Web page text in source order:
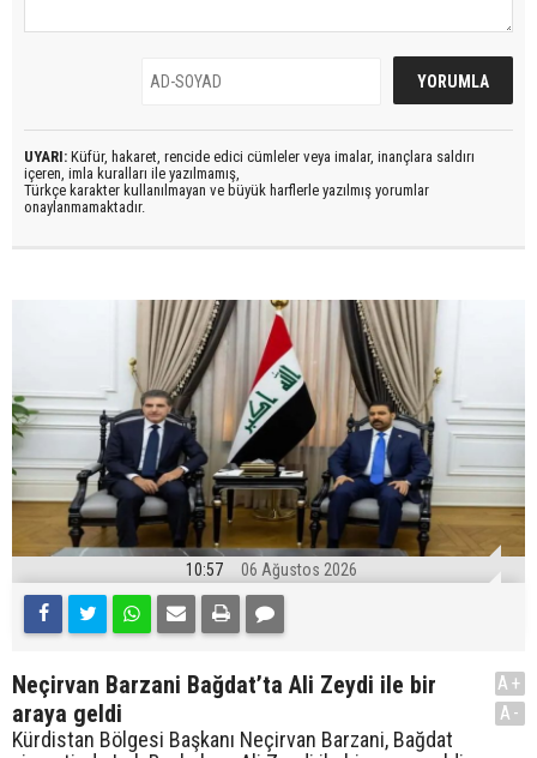
UYARI: Küfür, hakaret, rencide edici cümleler veya imalar, inançlara saldırı
içeren, imla kuralları ile yazılmamış,
Türkçe karakter kullanılmayan ve büyük harflerle yazılmış yorumlar
onaylanmamaktadır.
10:57 06 Ağustos 2026
Neçirvan Barzani Bağdat’ta Ali Zeydi ile bir
araya geldi
Kürdistan Bölgesi Başkanı Neçirvan Barzani, Bağdat
A+
A-